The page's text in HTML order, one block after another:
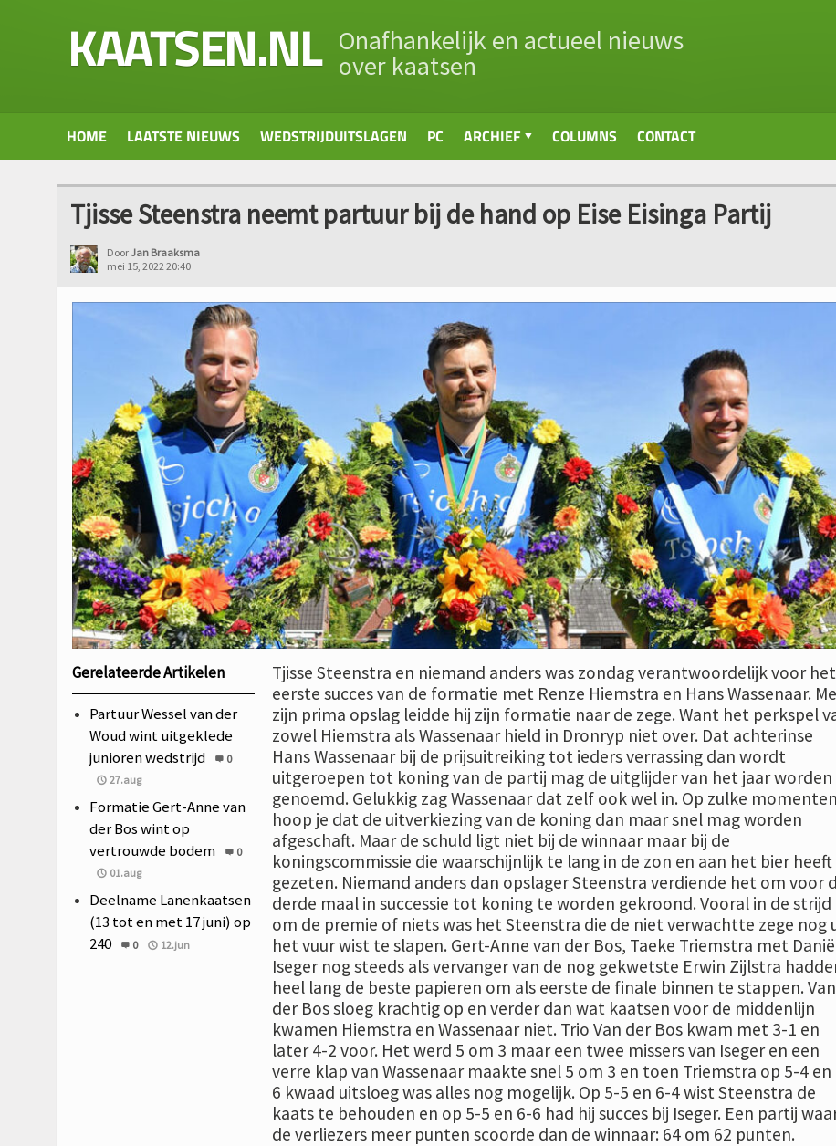
KAATSEN.NL Onafhankelijk en actueel nieuws
over kaatsen
HOME LAATSTE NIEUWS WEDSTRIJDUITSLAGEN PC ARCHIEF COLUMNS CONTACT
Tjisse Steenstra neemt partuur bij de hand op Eise Eisinga Partij
DoorJan Braaksma
mei 15, 2022 20:40
Gerelateerde Artikelen
Partuur Wessel van der
Woud wint uitgeklede
junioren wedstrijd
0
27.aug
Formatie Gert-Anne van
der Bos wint op
vertrouwde bodem
0
01.aug
Deelname Lanenkaatsen
(13 tot en met 17 juni) op
240
0 12.jun
Tjisse Steenstra en niemand anders was zondag verantwoordelijk voor het
eerste succes van de formatie met Renze Hiemstra en Hans Wassenaar.
zijn prima opslag leidde hij zijn formatie naar de zege. Want het perkspel
zowel Hiemstra als Wassenaar hield in Dronryp niet over. Dat achterinse
Hans Wassenaar bij de prijsuitreiking tot ieders verrassing dan wordt
uitgeroepen tot koning van de partij mag de uitglijder van het jaar worden
genoemd. Gelukkig zag Wassenaar dat zelf ook wel in. Op zulke momenten
hoop je dat de uitverkiezing van de koning dan maar snel mag worden
afgeschaft. Maar de schuld ligt niet bij de winnaar maar bij de
koningscommissie die waarschijnlijk te lang in de zon en aan het bier heeft
gezeten. Niemand anders dan opslager Steenstra verdiende het om voor
derde maal in successie tot koning te worden gekroond. Vooral in de strijd
om de premie of niets was het Steenstra die de niet verwachtte zege nog
het vuur wist te slapen. Gert-Anne van der Bos, Taeke Triemstra met
Iseger nog steeds als vervanger van de nog gekwetste Erwin Zijlstra
heel lang de beste papieren om als eerste de finale binnen te stappen. Van
der Bos sloeg krachtig op en verder dan wat kaatsen voor de middenlijn
kwamen Hiemstra en Wassenaar niet. Trio Van der Bos kwam met 3-1 en
later 4-2 voor. Het werd 5 om 3 maar een twee missers van Iseger en een
verre klap van Wassenaar maakte snel 5 om 3 en toen Triemstra op 5-4 en
6 kwaad uitsloeg was alles nog mogelijk. Op 5-5 en 6-4 wist Steenstra de
kaats te behouden en op 5-5 en 6-6 had hij succes bij Iseger. Een partij
de verliezers meer punten scoorde dan de winnaar: 64 om 62 punten.